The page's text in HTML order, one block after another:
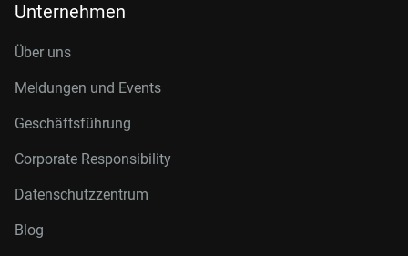
Unternehmen
Über uns
Meldungen und Events
Geschäftsführung
Corporate Responsibility
Datenschutzzentrum
Blog